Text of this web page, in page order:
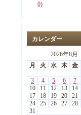
0)
カレンダー
2026年8月
月
火 水 木 金
3
4 5 6 7
10
11 12 13 14
17
18 19 20 21
24
25 26 27 28
31